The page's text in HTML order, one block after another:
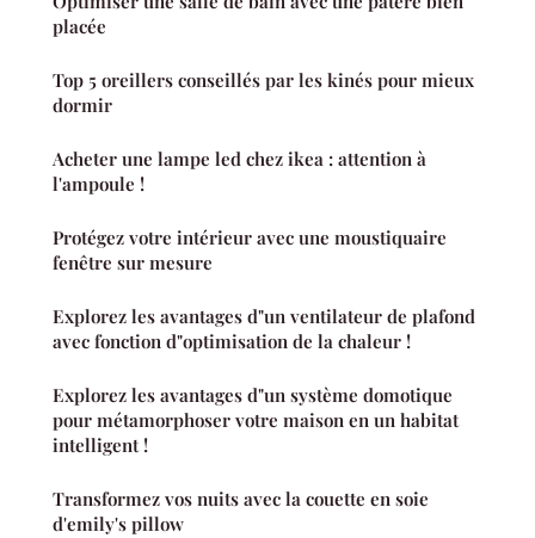
placée
Top 5 oreillers conseillés par les kinés pour mieux
dormir
Acheter une lampe led chez ikea : attention à
l'ampoule !
Protégez votre intérieur avec une moustiquaire
fenêtre sur mesure
Explorez les avantages d"un ventilateur de plafond
avec fonction d"optimisation de la chaleur !
Explorez les avantages d"un système domotique
pour métamorphoser votre maison en un habitat
intelligent !
Transformez vos nuits avec la couette en soie
d'emily's pillow